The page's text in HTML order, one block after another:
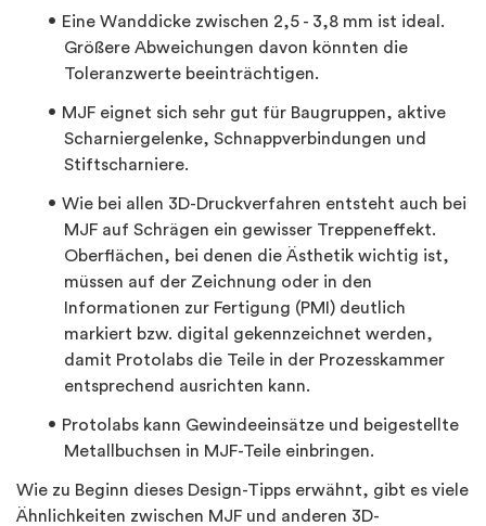
Eine Wanddicke zwischen 2,5 - 3,8 mm ist ideal.
Größere Abweichungen davon könnten die
Toleranzwerte beeinträchtigen.
MJF eignet sich sehr gut für Baugruppen, aktive
Scharniergelenke, Schnappverbindungen und
Stiftscharniere.
Wie bei allen 3D-Druckverfahren entsteht auch bei
MJF auf Schrägen ein gewisser Treppeneffekt.
Oberflächen, bei denen die Ästhetik wichtig ist,
müssen auf der Zeichnung oder in den
Informationen zur Fertigung (PMI) deutlich
markiert bzw. digital gekennzeichnet werden,
damit Protolabs die Teile in der Prozesskammer
entsprechend ausrichten kann.
Protolabs kann Gewindeeinsätze und beigestellte
Metallbuchsen in MJF-Teile einbringen.
Wie zu Beginn dieses Design-Tipps erwähnt, gibt es viele
Ähnlichkeiten zwischen MJF und anderen 3D-